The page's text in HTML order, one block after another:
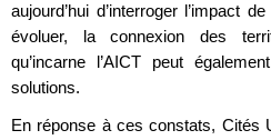
aujourd’hui d’interroger l’impact
évoluer, la connexion des
qu’incarne l’AICT peut
solutions.
En réponse à ces constats, Cités